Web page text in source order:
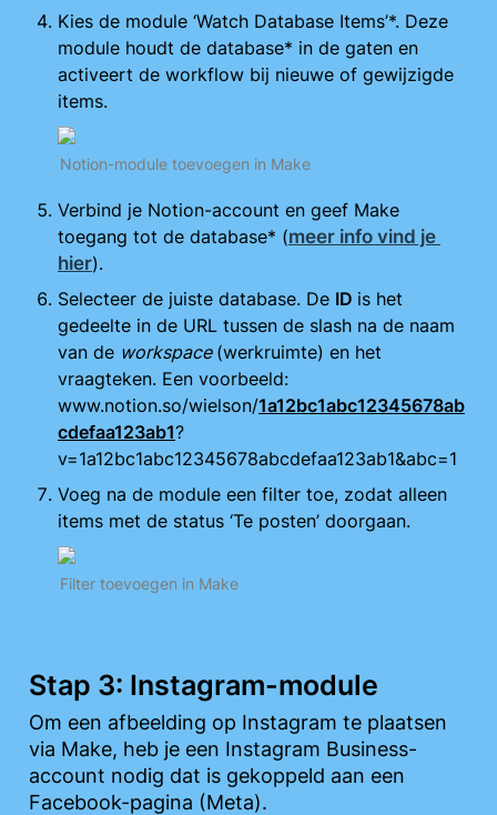
Kies de module ‘Watch Database Items’*. Deze
module houdt de database* in de gaten en
activeert de workflow bij nieuwe of gewijzigde
items.
Notion-module toevoegen in Make
Verbind je Notion-account en geef Make
toegang tot de database* (meer info vind je
hier).
Selecteer de juiste database. De ID is het
gedeelte in de URL tussen de slash na de naam
van de workspace (werkruimte) en het
vraagteken. Een voorbeeld:
www.notion.so/wielson/1a12bc1abc12345678ab
cdefaa123ab1?
v=1a12bc1abc12345678abcdefaa123ab1&abc=1
Voeg na de module een filter toe, zodat alleen
items met de status ‘Te posten’ doorgaan.
Filter toevoegen in Make
Stap 3: Instagram-module
Om een afbeelding op Instagram te plaatsen
via Make, heb je een Instagram Business-
account nodig dat is gekoppeld aan een
Facebook-pagina (Meta).